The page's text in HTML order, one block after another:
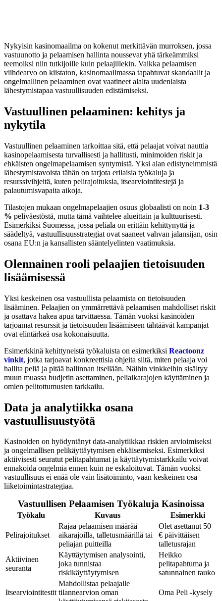
Nykyisin kasinomaailma on kokenut merkittävän murroksen, jossa
vastuunotto ja pelaamisen hallinta noussevat yhä tärkeämmiksi
teemoiksi niin tutkijoille kuin pelaajillekin. Vaikka pelaamisen
viihdearvo on kiistaton, kasinomaailmassa tapahtuvat skandaalit ja
ongelmallinen pelaaminen ovat vaatineet alalta uudenlaista
lähestymistapaa vastuullisuuden edistämiseksi.
Vastuullinen pelaaminen: kehitys ja
nykytila
Vastuullinen pelaaminen tarkoittaa sitä, että pelaajat voivat nauttia
kasinopelaamisesta turvallisesti ja hallitusti, minimoiden riskit ja
ehkäisten ongelmapelaamisen syntymistä. Yksi alan edistyneimmistä
lähestymistavoista tähän on tarjota erilaisia työkaluja ja
resurssivihjeitä, kuten pelirajoituksia, itsearviointitestejä ja
palautumisvapaita aikoja.
Tilastojen mukaan ongelmapelaajien osuus globaalisti on noin 1-3
% peliväestöstä, mutta tämä vaihtelee alueittain ja kulttuurisesti.
Esimerkiksi Suomessa, jossa peliala on erittäin kehittynyttä ja
säädeltyä, vastuullisuusstrategiat ovat saaneet vahvan jalansijan, osin
osana EU:n ja kansallisten sääntelyelinten vaatimuksia.
Olennainen rooli pelaajien tietoisuuden
lisäämisessä
Yksi keskeinen osa vastuullista pelaamista on tietoisuuden
lisääminen. Pelaajien on ymmärrettävä pelaamisen mahdolliset riskit
ja osattava hakea apua tarvittaessa. Tämän vuoksi kasinoiden
tarjoamat resurssit ja tietoisuuden lisäämiseen tähtäävät kampanjat
ovat elintärkeä osa kokonaisuutta.
Esimerkkinä kehittyneistä työkaluista on esimerkiksi Reactoonz
vinkit, jotka tarjoavat konkreettisia ohjeita siitä, miten pelaaja voi
hallita peliä ja pitää hallinnan itsellään. Näihin vinkkeihin sisältyy
muun muassa budjetin asettaminen, peliaikarajojen käyttäminen ja
omien pelitottumusten tarkkailu.
Data ja analytiikka osana
vastuullisuustyötä
Kasinoiden on hyödyntänyt data-analytiikkaa riskien arvioimiseksi
ja ongelmallisen pelikäyttäytymisen ehkäisemiseksi. Esimerkiksi
aktiivisesti seuratut pelitapahtumat ja käyttäytymistarkkailu voivat
ennakoida ongelmia ennen kuin ne eskaloituvat. Tämän vuoksi
vastuullisuus ei enää ole vain lisätoiminto, vaan keskeinen osa
liiketoimintastrategiaa.
Vastuullisen Pelaamisen Työkaluja Kasinoissa
Työkalu Kuvaus Esimerkki
Pelirajoitukset
Rajaa pelaamisen määrää
aikarajoilla, talletusmäärillä tai
peliajan puitteilla
Olet asettanut 50
€ päivittäisen
talletusrajan
Aktiivinen
seuranta
Käyttäytymisen analysointi,
joka tunnistaa
riskikäyttäytymisen
Heikko
pelitapahtuma ja
satunnainen tauko
Itsearviointitestit
Mahdollistaa pelaajalle
tilannearvion oman
Oma Peli -kysely